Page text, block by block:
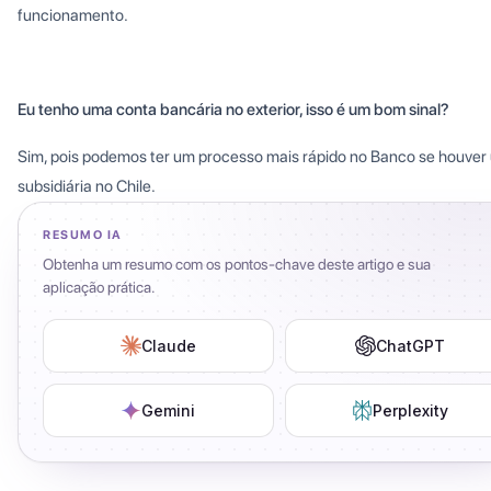
funcionamento.
Eu tenho uma conta bancária no exterior, isso é um bom sinal?
Sim, pois podemos ter um processo mais rápido no Banco se houver
subsidiária no Chile.
RESUMO IA
Obtenha um resumo com os pontos-chave deste artigo e sua
aplicação prática.
Claude ChatGPT
Gemini Perplexity